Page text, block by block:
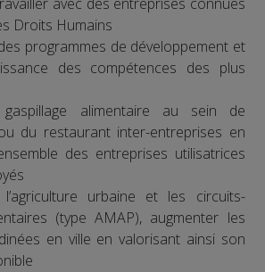
Droits Humains
programmes de développement et
des compétences des plus
alimentaire au sein de
du restaurant inter-entreprises en
des entreprises utilisatrices
l’agriculture urbaine et les circuits-
(type AMAP), augmenter les
en ville en valorisant ainsi son